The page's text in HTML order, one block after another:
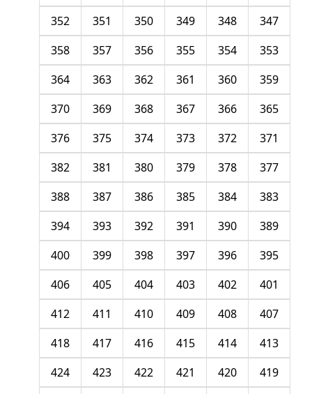
347
348
349
350
351
352
353
354
355
356
357
358
359
360
361
362
363
364
365
366
367
368
369
370
371
372
373
374
375
376
377
378
379
380
381
382
383
384
385
386
387
388
389
390
391
392
393
394
395
396
397
398
399
400
401
402
403
404
405
406
407
408
409
410
411
412
413
414
415
416
417
418
419
420
421
422
423
424